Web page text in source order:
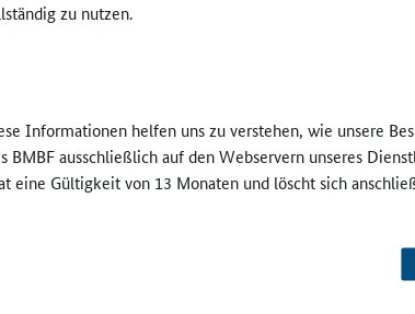
zu nutzen.
Informationen helfen uns zu verstehen, wie unsere
ausschließlich auf den Webservern unseres
Gültigkeit von 13 Monaten und löscht sich
aus. Die Grundlage für Vertrauen unter verschiedenen
Hessen sind Sie auch in der Evaluation des „Pakts für